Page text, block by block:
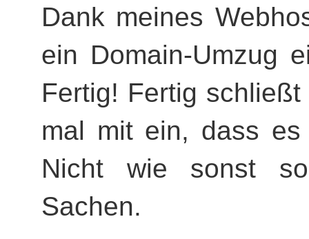
Dank meines
ein Domain-Umzug
Fertig! Fertig
mal mit ein, dass
Nicht wie sonst
Sachen.